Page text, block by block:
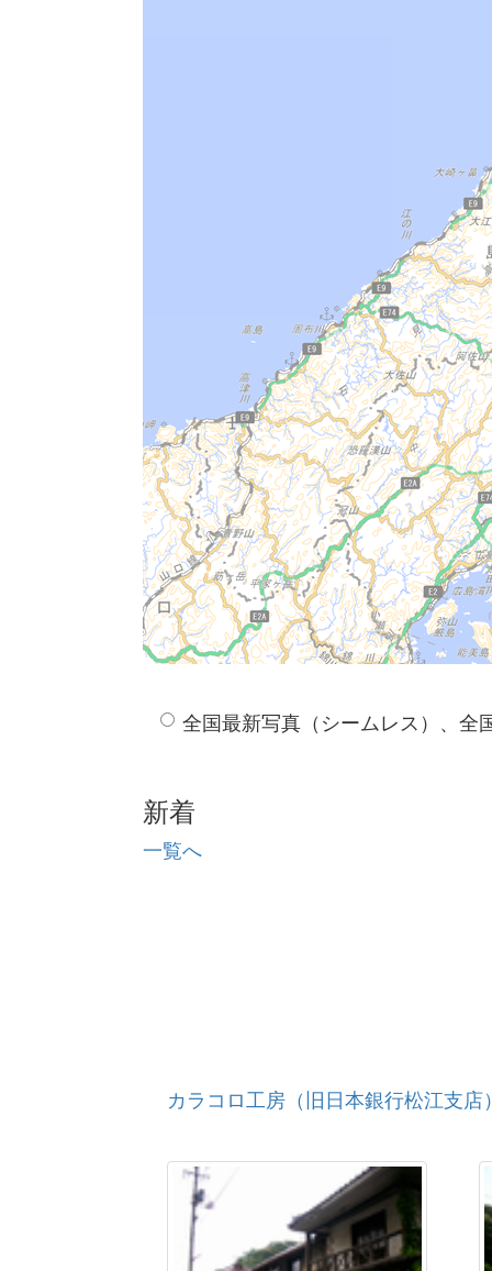
全国最新写真（シームレス）、全
新着
一覧へ
カラコロ工房（旧日本銀行松江支店